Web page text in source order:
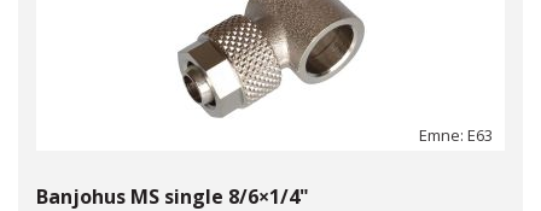
Emne: E63
Banjohus MS single 8/6×1/4"